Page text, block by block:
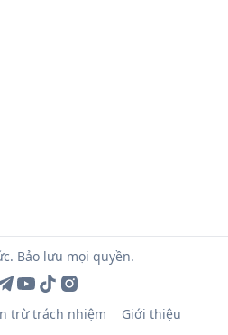
Bảo lưu mọi quyền.
trừ trách nhiệm Giới thiệu